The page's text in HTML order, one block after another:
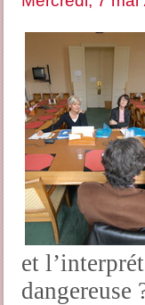
et
dangereuse